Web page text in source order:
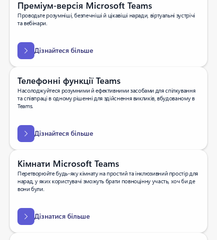
Преміум-версія Microsoft Teams
Проводьте розумніші, безпечніші й цікавіші наради, віртуальні зустрічі
та вебінари.
Дізнайтеся більше
Телефонні функції Teams
Насолоджуйтеся розумними й ефективними засобами для спілкування
та співпраці в одному рішенні для здійснення викликів, вбудованому в
Teams.
Дізнайтеся більше
Кімнати Microsoft Teams
Перетворюйте будь-яку кімнату на простий та інклюзивний простір для
нарад, у яких користувачі зможуть брати повноцінну участь, хоч би де
вони були.
Дізнатися більше